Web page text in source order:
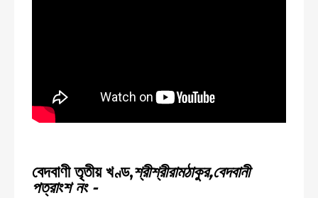
বেদবাণী তৃতীয় খণ্ড,শ্রীশ্রীরামঠাকুর,বেদবানী
পত্রাংশ নং -